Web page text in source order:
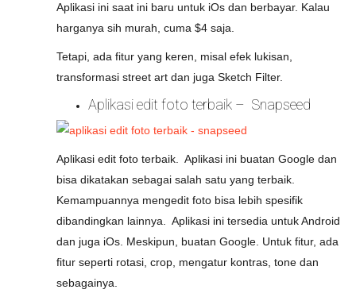
Aplikasi ini saat ini baru untuk iOs dan berbayar. Kalau
harganya sih murah, cuma $4 saja.
Tetapi, ada fitur yang keren, misal efek lukisan,
transformasi street art dan juga Sketch Filter.
Aplikasi edit foto terbaik – Snapseed
Aplikasi edit foto terbaik. Aplikasi ini buatan Google dan
bisa dikatakan sebagai salah satu yang terbaik.
Kemampuannya mengedit foto bisa lebih spesifik
dibandingkan lainnya. Aplikasi ini tersedia untuk Android
dan juga iOs. Meskipun, buatan Google. Untuk fitur, ada
fitur seperti rotasi, crop, mengatur kontras, tone dan
sebagainya.